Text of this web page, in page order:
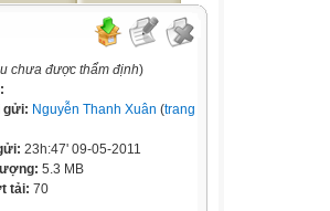
chưa được thẩm định)
gửi: Nguyễn Thanh Xuân (trang
23h:47' 09-05-2011
5.3 MB
tải: 70